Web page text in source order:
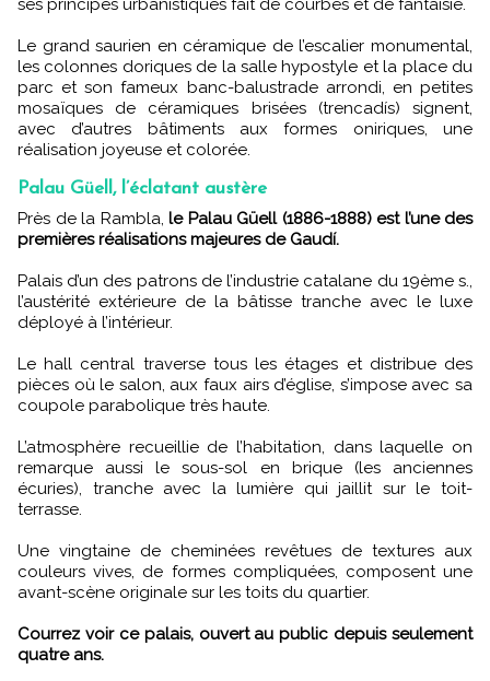
ses principes urbanistiques fait de courbes et de fantaisie.
Le grand saurien en céramique de l’escalier monumental,
les colonnes doriques de la salle hypostyle et la place du
parc et son fameux banc-balustrade arrondi, en petites
mosaïques de céramiques brisées (trencadís) signent,
avec d’autres bâtiments aux formes oniriques, une
réalisation joyeuse et colorée.
Palau Güell, l’éclatant austère
Près de la Rambla, le Palau Güell (1886-1888) est l’une des
premières réalisations majeures de Gaudí.
Palais d’un des patrons de l’industrie catalane du 19ème s.,
l’austérité extérieure de la bâtisse tranche avec le luxe
déployé à l’intérieur.
Le hall central traverse tous les étages et distribue des
pièces où le salon, aux faux airs d’église, s’impose avec sa
coupole parabolique très haute.
L’atmosphère recueillie de l’habitation, dans laquelle on
remarque aussi le sous-sol en brique (les anciennes
écuries), tranche avec la lumière qui jaillit sur le toit-
terrasse.
Une vingtaine de cheminées revêtues de textures aux
couleurs vives, de formes compliquées, composent une
avant-scène originale sur les toits du quartier.
Courrez voir ce palais, ouvert au public depuis seulement
quatre ans.